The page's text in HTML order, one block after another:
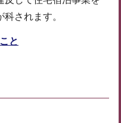
されます。
と